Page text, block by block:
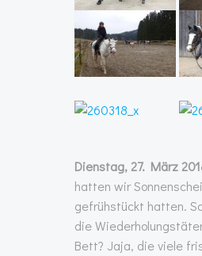
Dienstag, 27. März
hatten wir
gefrühstückt hatten.
die
Bett? Jaja, die viele